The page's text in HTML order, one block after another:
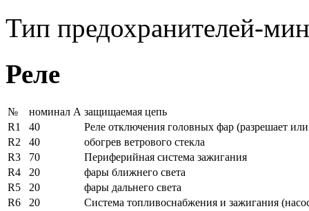
Тип предохранителей-
Реле
№ номинал А защищаемая цепь
R1
40
Реле отключения головных фар (разрешает
R2
40
обогрев ветрового стекла
R3
70
Периферийная система зажигания
R4
20
фары ближнего света
R5
20
фары дальнего света
R6
20
Система топливоснабжения и зажигания